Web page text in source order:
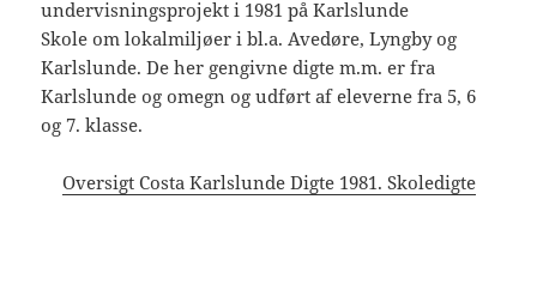
undervisningsprojekt i 1981 på Karlslunde
Skole om lokalmiljøer i bl.a. Avedøre, Lyngby og
Karlslunde. De her gengivne digte m.m. er fra
Karlslunde og omegn og udført af eleverne fra 5, 6
og 7. klasse.
Oversigt Costa Karlslunde Digte 1981. Skoledigte